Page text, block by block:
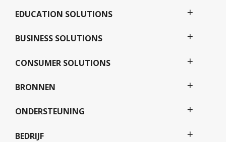
EDUCATION SOLUTIONS
BUSINESS SOLUTIONS
CONSUMER SOLUTIONS
BRONNEN
ONDERSTEUNING
BEDRIJF